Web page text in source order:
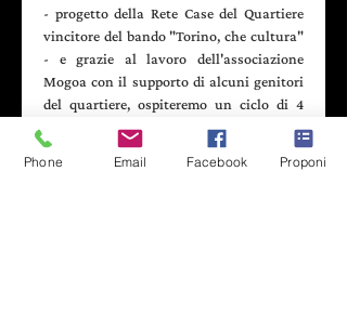
- progetto della Rete Case del Quartiere
vincitore del bando "Torino, che cultura"
- e grazie al lavoro dell'associazione
Mogoa con il supporto di alcuni genitori
del quartiere, ospiteremo un ciclo di 4
incontri con l'obiettivo di costituire un
gruppo di lettura per l'infanzia negli
spazi di beeozanam.
Phone Email Facebook Proponi